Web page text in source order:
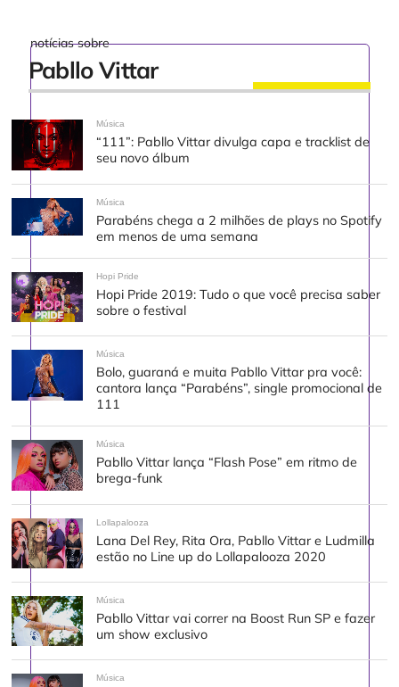
notícias sobre
Pabllo Vittar
Música
“111”: Pabllo Vittar divulga capa e tracklist de
seu novo álbum
Música
Parabéns chega a 2 milhões de plays no Spotify
em menos de uma semana
Hopi Pride
Hopi Pride 2019: Tudo o que você precisa saber
sobre o festival
Música
Bolo, guaraná e muita Pabllo Vittar pra você:
cantora lança “Parabéns”, single promocional de
111
Música
Pabllo Vittar lança “Flash Pose” em ritmo de
brega-funk
Lollapalooza
Lana Del Rey, Rita Ora, Pabllo Vittar e Ludmilla
estão no Line up do Lollapalooza 2020
Música
Pabllo Vittar vai correr na Boost Run SP e fazer
um show exclusivo
Música